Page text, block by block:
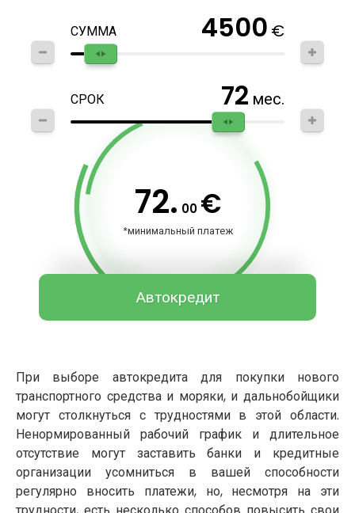
СУММА 4500 €
СРОК 72 мес.
72. 00 €
*минимальный платеж
Автокредит
При выборе автокредита для покупки нового
транспортного средства и моряки, и дальнобойщики
могут столкнуться с трудностями в этой области.
Ненормированный рабочий график и длительное
отсутствие могут заставить банки и кредитные
организации усомниться в вашей способности
регулярно вносить платежи, но, несмотря на эти